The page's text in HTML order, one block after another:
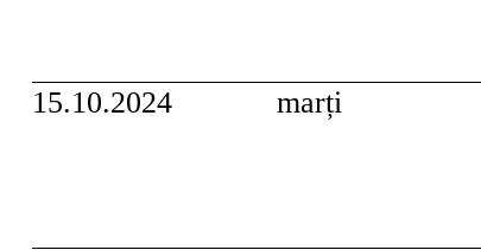
15.10.2024 marți